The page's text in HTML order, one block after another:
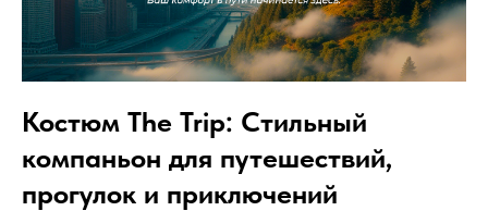
Костюм The Trip: Стильный
компаньон для путешествий,
прогулок и приключений